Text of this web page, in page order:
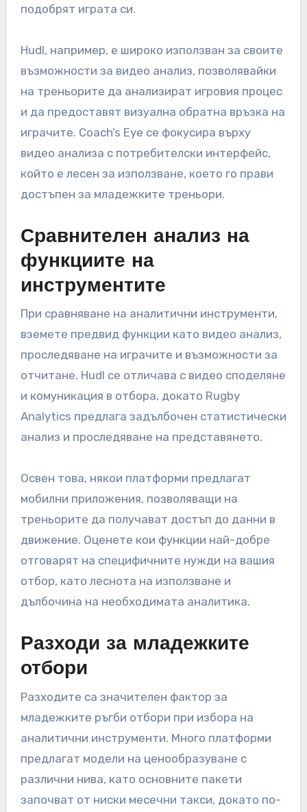
подобрят играта си.
Hudl, например, е широко използван за своите
възможности за видео анализ, позволявайки
на треньорите да анализират игровия процес
и да предоставят визуална обратна връзка на
играчите. Coach’s Eye се фокусира върху
видео анализа с потребителски интерфейс,
който е лесен за използване, което го прави
достъпен за младежките треньори.
Сравнителен анализ на
функциите на
инструментите
При сравняване на аналитични инструменти,
вземете предвид функции като видео анализ,
проследяване на играчите и възможности за
отчитане. Hudl се отличава с видео споделяне
и комуникация в отбора, докато Rugby
Analytics предлага задълбочен статистически
анализ и проследяване на представянето.
Освен това, някои платформи предлагат
мобилни приложения, позволяващи на
треньорите да получават достъп до данни в
движение. Оценете кои функции най-добре
отговарят на специфичните нужди на вашия
отбор, като леснота на използване и
дълбочина на необходимата аналитика.
Разходи за младежките
отбори
Разходите са значителен фактор за
младежките ръгби отбори при избора на
аналитични инструменти. Много платформи
предлагат модели на ценообразуване с
различни нива, като основните пакети
започват от ниски месечни такси, докато по-